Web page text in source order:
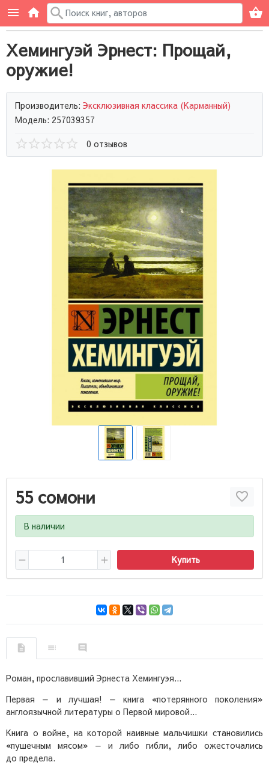
Хемингуэй Эрнест: Прощай,
оружие!
Производитель: Эксклюзивная классика (Карманный)
Модель: 257039357
0 отзывов
55 сомони
В наличии
Купить
Роман, прославивший Эрнеста Хемингуэя...
Первая — и лучшая! — книга «потерянного поколения»
англоязычной литературы о Первой мировой...
Книга о войне, на которой наивные мальчишки становились
«пушечным мясом» — и либо гибли, либо ожесточались
до предела.